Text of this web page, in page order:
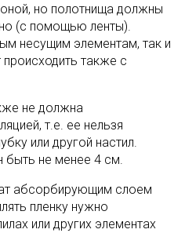
но полотнища должны
(с помощью ленты).
несущим элементам, так и
также с
не должна
т.е. ее нельзя
или другой настил.
быть не менее 4 см.
абсорбирующим слоем
пленку нужно
или других элементах